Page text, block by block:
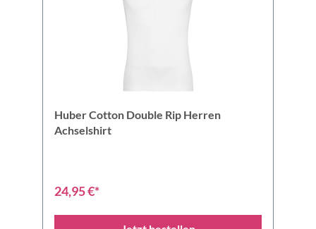
Huber Cotton Double Rip Herren
Achselshirt
24,95 €*